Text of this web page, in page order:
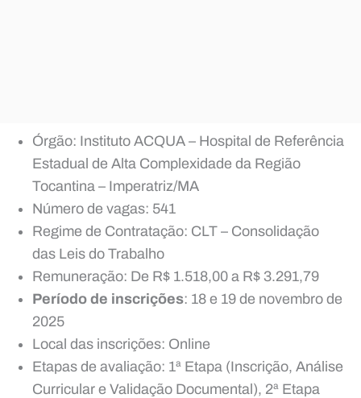
Órgão: Instituto ACQUA – Hospital de Referência
Estadual de Alta Complexidade da Região
Tocantina – Imperatriz/MA
Número de vagas: 541
Regime de Contratação: CLT – Consolidação
das Leis do Trabalho
Remuneração: De R$ 1.518,00 a R$ 3.291,79
Período de inscrições: 18 e 19 de novembro de
2025
Local das inscrições: Online
Etapas de avaliação: 1ª Etapa (Inscrição, Análise
Curricular e Validação Documental), 2ª Etapa